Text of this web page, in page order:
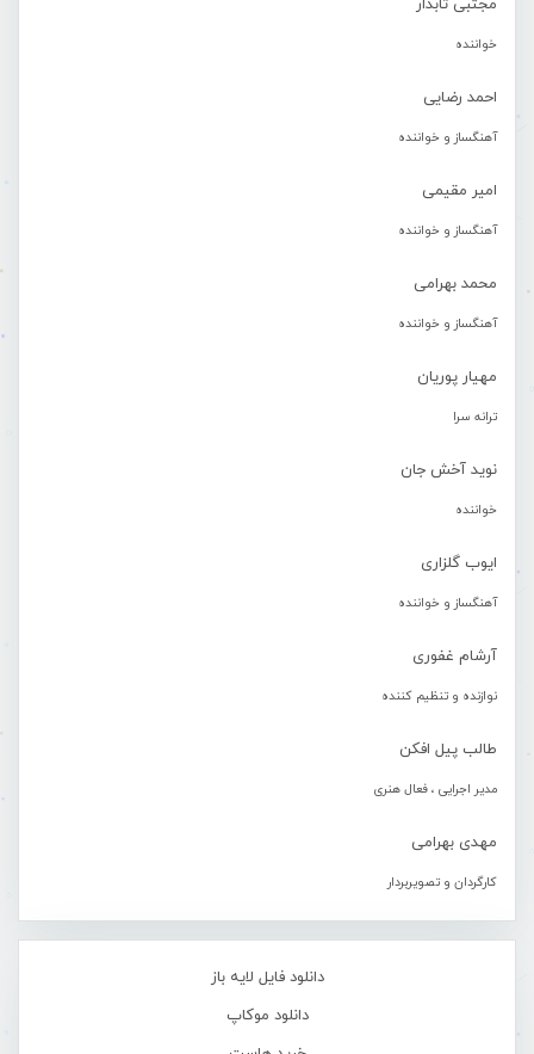
مجتبی تابدار
خواننده
احمد رضایی
آهنگساز و خواننده
امیر مقیمی
آهنگساز و خواننده
محمد بهرامی
آهنگساز و خواننده
مهیار پوریان
ترانه سرا
نوید آخش جان
خواننده
ایوب گلزاری
آهنگساز و خواننده
آرشام غفوری
نوازنده و تنظیم کننده
طالب پیل افکن
مدیر اجرایی ، فعال هنری
مهدی بهرامی
کارگردان و تصویربردار
دانلود فایل لایه باز
دانلود موکاپ